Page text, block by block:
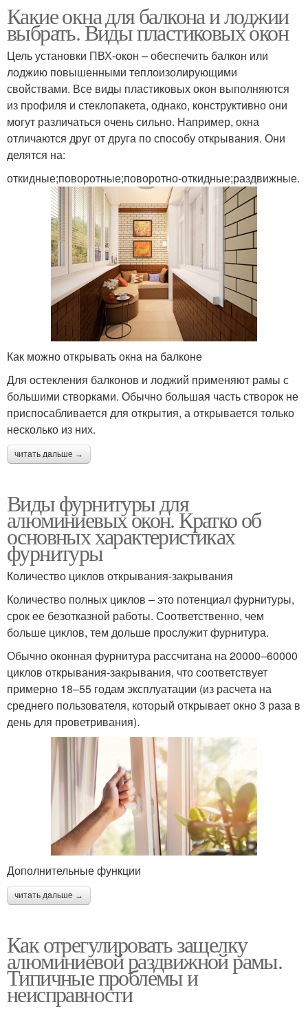
Какие окна для балкона и лоджии
выбрать. Виды пластиковых окон
Цель установки ПВХ-окон – обеспечить балкон или
лоджию повышенными теплоизолирующими
свойствами. Все виды пластиковых окон выполняются
из профиля и стеклопакета, однако, конструктивно они
могут различаться очень сильно. Например, окна
отличаются друг от друга по способу открывания. Они
делятся на:
откидные;поворотные;поворотно-откидные;раздвижные.
Как можно открывать окна на балконе
Для остекления балконов и лоджий применяют рамы с
большими створками. Обычно большая часть створок не
приспосабливается для открытия, а открывается только
несколько из них.
читать дальше →
Виды фурнитуры для
алюминиевых окон. Кратко об
основных характеристиках
фурнитуры
Количество циклов открывания-закрывания
Количество полных циклов – это потенциал фурнитуры,
срок ее безотказной работы. Соответственно, чем
больше циклов, тем дольше прослужит фурнитура.
Обычно оконная фурнитура рассчитана на 20000–60000
циклов открывания-закрывания, что соответствует
примерно 18–55 годам эксплуатации (из расчета на
среднего пользователя, который открывает окно 3 раза в
день для проветривания).
Дополнительные функции
читать дальше →
Как отрегулировать защелку
алюминиевой раздвижной рамы.
Типичные проблемы и
неисправности